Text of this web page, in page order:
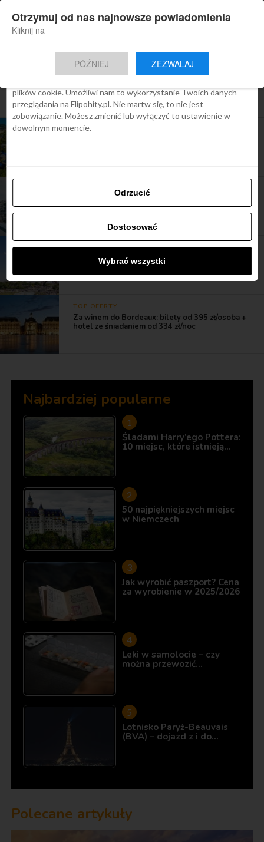
Nowa aplikacja Flipohity
Aktualne wiadomości, artykuły, TOP
Instalacja
All posts tagged "loty do francji"
ARTYKUŁY
ARTYKUŁY
Francja: otwarcie na turystów na początku
czerwca
TOP OFERTY
Za winem do Bordeaux: bilety od 395 zł/osoba +
hotel ze śniadaniem od 334 zł/noc
Najbardziej popularne
Śladami Harry’ego Pottera:
10 miejsc, które istnieją…
50 najpiękniejszych miejsc
w Niemczech
Jak wyrobić paszport? Cena
za wyrobienie w 2025/2026
Leki w samolocie – czy
można przewozić…
Lotnisko Paryż-Beauvais
(BVA) – dojazd z i do…
Polecane artykuły
Zgoda Szczegóły O cookies
Ta strona używa plików cookies
We Flipo robimy wszystko, aby pokazać Ci tylko te treści, które
plików cookie. Umożliwi nam to wykorzystanie Twoich danych
przeglądania na Flipohity.pl. Nie martw się, to nie jest
zobowiązanie. Możesz zmienić lub wyłączyć to ustawienie w
dowolnym momencie.
Odrzucić
Dostosować
Wybrać wszystki
Otrzymuj od nas najnowsze powiadomienia
Kliknij na
PÓŹNIEJ ZEZWALAJ